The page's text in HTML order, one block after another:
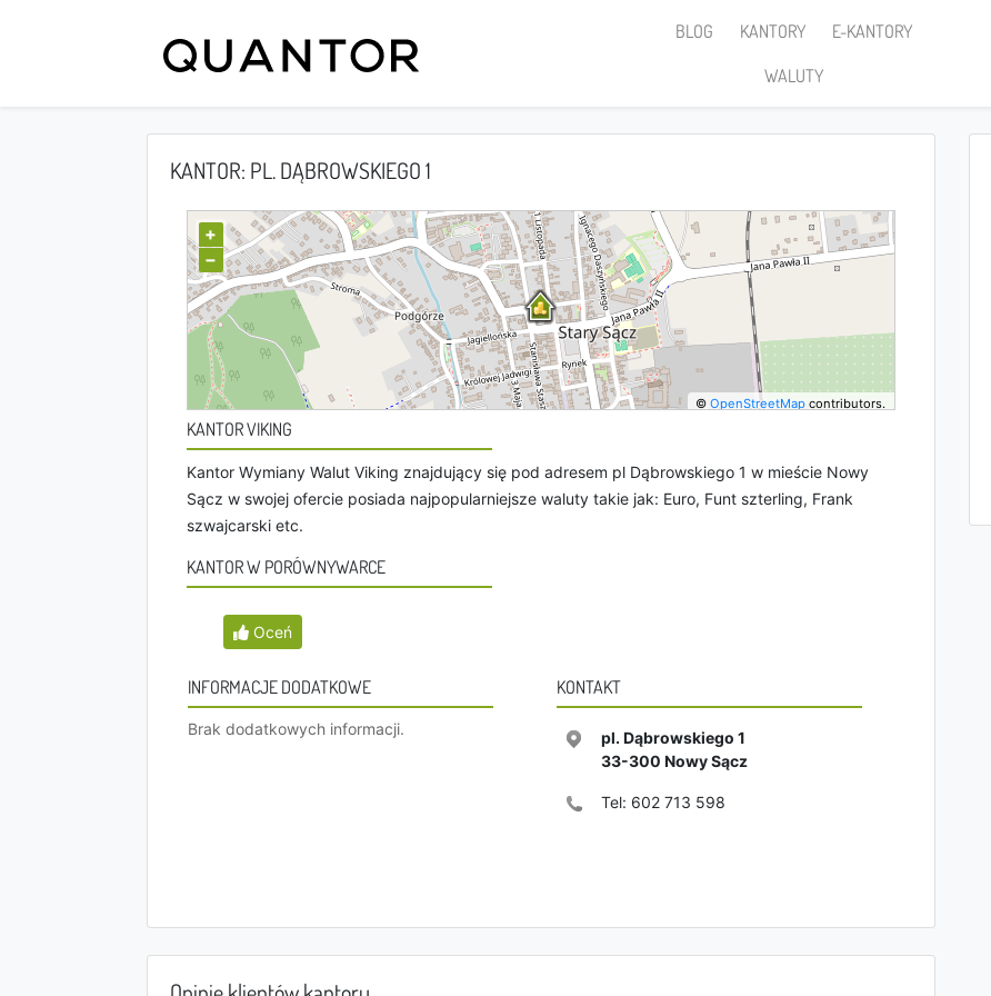
BLOG KANTORY
E-KANTORY
WALUTY
KANTOR: PL. DĄBROWSKIEGO 1
+
−
©OpenStreetMap contributors.
KANTOR VIKING
Kantor Wymiany Walut Viking znajdujący się pod adresem pl Dąbrowskiego 1 w mieście Nowy
Sącz w swojej ofercie posiada najpopularniejsze waluty takie jak: Euro, Funt szterling, Frank
szwajcarski etc.
KANTOR W PORÓWNYWARCE
Oceń
INFORMACJE DODATKOWE
Brak dodatkowych informacji.
KONTAKT
pl. Dąbrowskiego 1
33-300 Nowy Sącz
Tel: 602 713 598